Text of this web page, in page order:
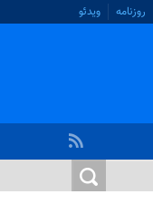
روزنامه ویدئو